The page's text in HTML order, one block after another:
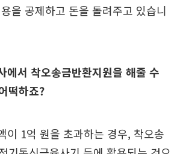
을 공제하고 돈을 돌려주고 있습니
에서 착오송금반환지원을 해줄 수
떡하죠?
이 1억 원을 초과하는 경우, 착오송